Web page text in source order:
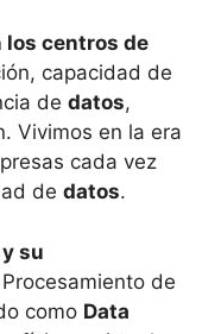
centros de
capacidad de
de datos,
Vivimos en la era
cada vez
de datos.
y su
de
como Data